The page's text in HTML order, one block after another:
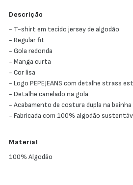
Descrição
- T-shirt em tecido jersey de algodão
- Regular fit
- Gola redonda
- Manga curta
- Cor lisa
- Logo PEPEJEANS com detalhe strass
- Detalhe canelado na gola
- Acabamento de costura dupla na bainha
- Fabricada com 100% algodão
Material
100% Algodão